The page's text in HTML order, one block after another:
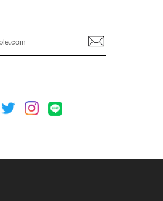
ります。 またお探しの商品がござ
嬉しいです！ またお願いします。
登
録